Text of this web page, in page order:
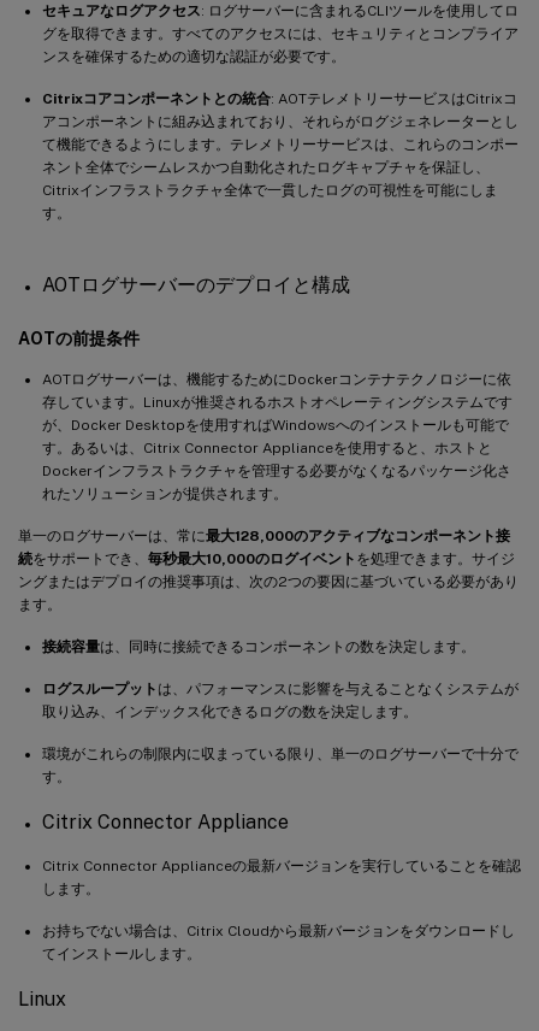
セキュアなログアクセス: ログサーバーに含まれるCLIツールを使用してロ
グを取得できます。すべてのアクセスには、セキュリティとコンプライア
ンスを確保するための適切な認証が必要です。
Citrixコアコンポーネントとの統合: AOTテレメトリーサービスはCitrixコ
アコンポーネントに組み込まれており、それらがログジェネレーターとし
て機能できるようにします。テレメトリーサービスは、これらのコンポー
ネント全体でシームレスかつ自動化されたログキャプチャを保証し、
Citrixインフラストラクチャ全体で一貫したログの可視性を可能にしま
す。
AOTログサーバーのデプロイと構成
AOTの前提条件
AOTログサーバーは、機能するためにDockerコンテナテクノロジーに依
存しています。Linuxが推奨されるホストオペレーティングシステムです
が、Docker Desktopを使用すればWindowsへのインストールも可能で
す。あるいは、Citrix Connector Applianceを使用すると、ホストと
Dockerインフラストラクチャを管理する必要がなくなるパッケージ化さ
れたソリューションが提供されます。
単一のログサーバーは、常に最大128,000のアクティブなコンポーネント接
続をサポートでき、 毎秒最大10,000のログイベント を処理できます。サイジ
ングまたはデプロイの推奨事項は、次の2つの要因に基づいている必要があり
ます。
接続容量は、同時に接続できるコンポーネントの数を決定します。
ログスループット は、パフォーマンスに影響を与えることなくシステムが
取り込み、インデックス化できるログの数を決定します。
環境がこれらの制限内に収まっている限り、単一のログサーバーで十分で
す。
Citrix Connector Appliance
Citrix Connector Applianceの最新バージョンを実行していることを確認
します。
お持ちでない場合は、Citrix Cloudから最新バージョンをダウンロードし
てインストールします。
Linux